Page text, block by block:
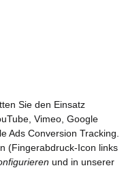
Sie den Einsatz
Vimeo, Google
Ads Conversion Tracking.
(Fingerabdruck-Icon links
und in unserer